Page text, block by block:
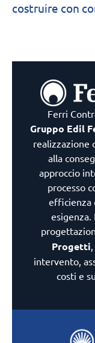
costruire con
Ferri
Gruppo Edil
realizzazione
alla
approccio
processo
efficienza
esigenza.
Progetti
intervento,
costi e